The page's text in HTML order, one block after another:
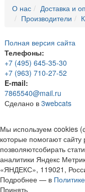
О нас Доставка и
Производители
Полная версия сайта
Телефоны:
+7 (495) 645-35-30
+7 (963) 710-27-52
E-mail:
7865540@mail.ru
Сделано в 3webcats
Мы используем cookies
которые помогают сайту
позволяютсобирать
аналитики Яндекс
«ЯНДЕКС», 119021,
Подробнее — в
Принять